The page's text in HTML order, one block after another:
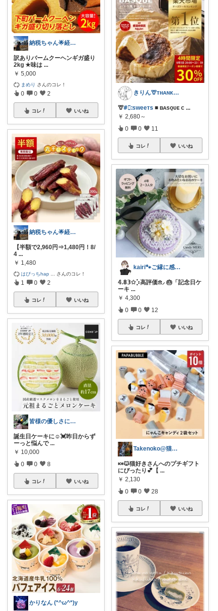
納税ちゃん🌟経由購入★
訳ありバームクーヘンギガ盛り
2kg ★味は ...
￥ 5,000
まめり さんのコレ！
0 0 2
コレ いいね
納税ちゃん🌟経由購入★
【半額で2,960円⇒1,480円！8/
4 ...
￥ 1,480
はぴっちhap さんのコレ！
1 0 2
コレ いいね
皆様の優しさに感謝です✨happyミルク
誕生日ケーキに☺️💓昨日からず
ーっと悩んで ...
￥ 10,000
0 0 8
コレ いいね
かりなん (*^ω^*)y
きりん🦒ᴛʜᴀɴᴋs ᴀʟᴡᴀʏs.
🦒#⃞ᱺsᴡeeᴛs ■ ʙᴀsǫᴜᴇ ᴄ ...
￥ 2,680～
0 0 11
コレ いいね
kairi🐾ご縁に感謝𓍯‍
𝟜.𝟠𝟛✩⡱高評価𖠿⸝ 🎂「記念日ケ
ーキ ...
￥ 4,300
0 0 12
コレ いいね
Takenoko@猫関連グッズ中心です！
🍬🐱猫好きさんへのプチギフト
にぴったり💕【 ...
￥ 2,130
0 0 28
コレ いいね